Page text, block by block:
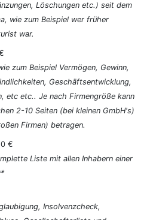
Löschungen etc.) seit dem
wie zum Beispiel wer früher
war.
zum Beispiel Vermögen, Gewinn,
Geschäftsentwicklung,
etc etc.. Je nach Firmengröße kann
2-10 Seiten (bei kleinen GmbH's)
Firmen) betragen.
€
Liste mit allen Inhabern einer
Insolvenzcheck,